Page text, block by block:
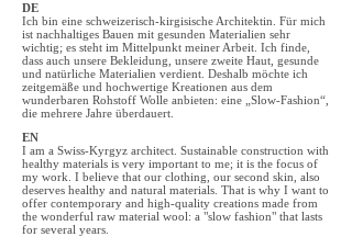
DE
Ich bin eine schweizerisch-kirgisische Architektin. Für mich
ist nachhaltiges Bauen mit gesunden Materialien sehr
wichtig; es steht im Mittelpunkt meiner Arbeit. Ich finde,
dass auch unsere Bekleidung, unsere zweite Haut, gesunde
und natürliche Materialien verdient. Deshalb möchte ich
zeitgemäße und hochwertige Kreationen aus dem
wunderbaren Rohstoff Wolle anbieten: eine „Slow-Fashion“,
die mehrere Jahre überdauert.
EN
I am a Swiss-Kyrgyz architect. Sustainable construction with
healthy materials is very important to me; it is the focus of
my work. I believe that our clothing, our second skin, also
deserves healthy and natural materials. That is why I want to
offer contemporary and high-quality creations made from
the wonderful raw material wool: a "slow fashion" that lasts
for several years.